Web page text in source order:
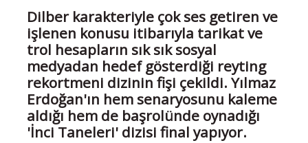
Dilber karakteriyle çok ses getiren ve
işlenen konusu itibarıyla tarikat ve
trol hesapların sık sık sosyal
medyadan hedef gösterdiği reyting
rekortmeni dizinin fişi çekildi. Yılmaz
Erdoğan'ın hem senaryosunu kaleme
aldığı hem de başrolünde oynadığı
'İnci Taneleri' dizisi final yapıyor.